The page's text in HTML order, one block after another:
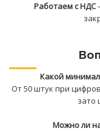
Работаем с НДС
Какой
От 50 штук при
зато
Можно ли